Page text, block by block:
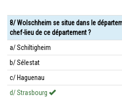
8/ Wolschheim se situe dans le
chef-lieu de ce département ?
a/ Schiltigheim
b/ Sélestat
c/ Haguenau
d/ Strasbourg